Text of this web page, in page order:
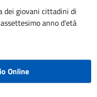
dei giovani cittadini di
anno d'età
Online